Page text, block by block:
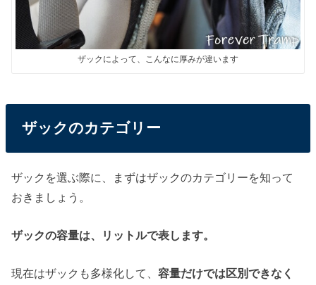
ザックによって、こんなに厚みが違います
ザックのカテゴリー
ザックを選ぶ際に、まずはザックのカテゴリーを知って
おきましょう。
ザックの容量は、リットルで表します。
現在はザックも多様化して、容量だけでは区別できなく